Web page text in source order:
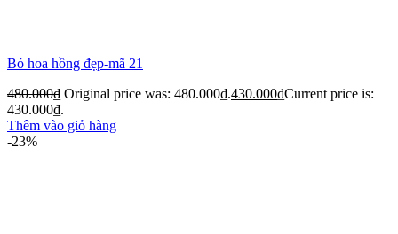
Bó hoa hồng đẹp-mã 21
480.000₫ Original price was: 480.000₫.430.000₫Current price is:
430.000₫.
Thêm vào giỏ hàng
-23%